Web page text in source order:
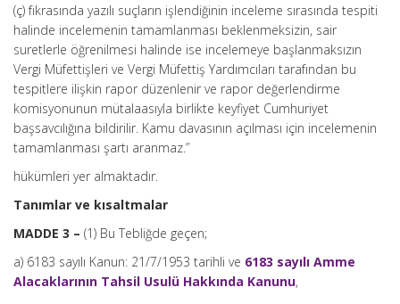
(ç) fıkrasında yazılı suçların işlendiğinin inceleme sırasında tespiti
halinde incelemenin tamamlanması beklenmeksizin, sair
suretlerle öğrenilmesi halinde ise incelemeye başlanmaksızın
Vergi Müfettişleri ve Vergi Müfettiş Yardımcıları tarafından bu
tespitlere ilişkin rapor düzenlenir ve rapor değerlendirme
komisyonunun mütalaasıyla birlikte keyfiyet Cumhuriyet
başsavcılığına bildirilir. Kamu davasının açılması için incelemenin
tamamlanması şartı aranmaz.”
hükümleri yer almaktadır.
Tanımlar ve kısaltmalar
MADDE 3 – (1) Bu Tebliğde geçen;
a) 6183 sayılı Kanun: 21/7/1953 tarihli ve 6183 sayılı Amme
Alacaklarının Tahsil Usulü Hakkında Kanunu,